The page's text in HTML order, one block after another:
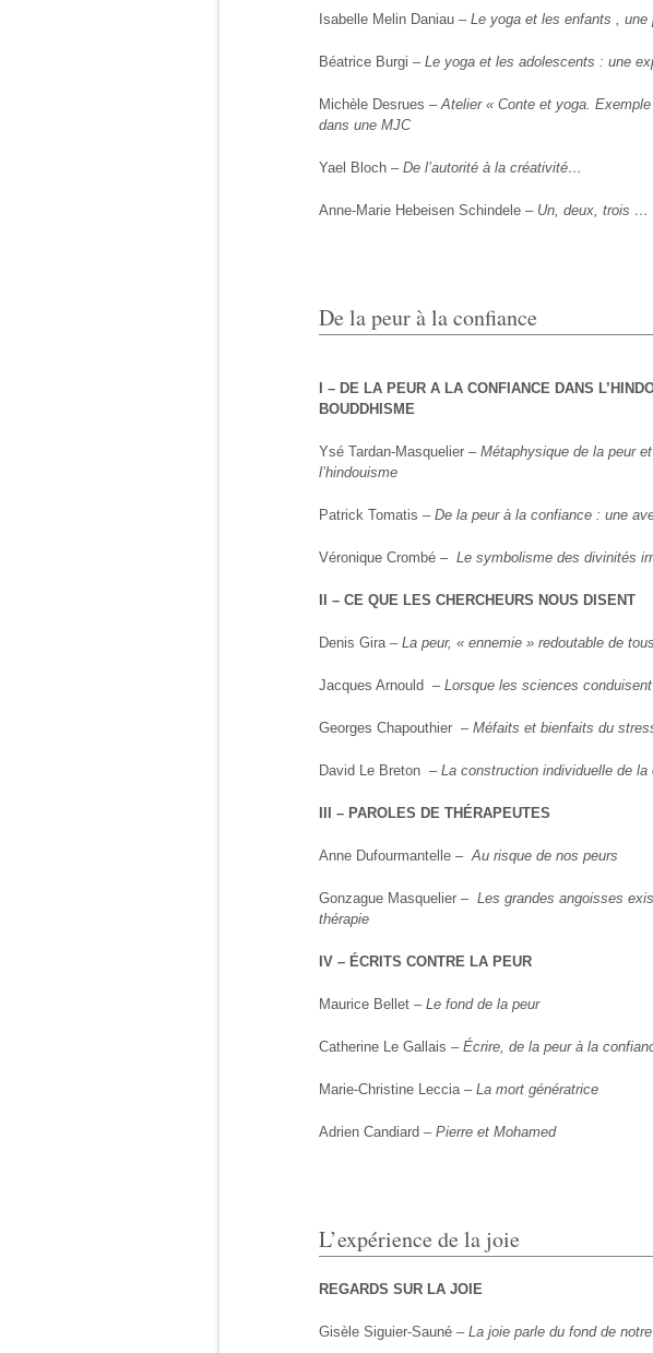
Isabelle Melin Daniau – Le yoga et les enfants , une
Béatrice Burgi – Le yoga et les adolescents : une
Michèle Desrues –Atelier « Conte et yoga.
dans une MJC
Yael Bloch – De l’autorité à la créativité…
Anne-Marie Hebeisen Schindele – Un, deux, trois
De la peur à la confiance
I – DE LA PEUR A LA CONFIANCE DANS
BOUDDHISME
Ysé Tardan-Masquelier – Métaphysique de la peur
l’hindouisme
Patrick Tomatis – De la peur à la confiance : une
Véronique Crombé – Le symbolisme des divinités
II – CE QUE LES CHERCHEURS NOUS DISENT
Denis Gira – La peur, « ennemie » redoutable de
Jacques Arnould – Lorsque les sciences
Georges Chapouthier – Méfaits et bienfaits du
David Le Breton – La construction individuelle de
III – PAROLES DE THÉRAPEUTES
Anne Dufourmantelle –Au risque de nos peurs
Gonzague Masquelier – Les grandes angoisses
thérapie
IV – ÉCRITS CONTRE LA PEUR
Maurice Bellet – Le fond de la peur
Catherine Le Gallais – Écrire, de la peur à la
Marie-Christine Leccia – La mort génératrice
Adrien Candiard – Pierre et Mohamed
L’expérience de la joie
REGARDS SUR LA JOIE
Gisèle Siguier-Sauné – La joie parle du fond de